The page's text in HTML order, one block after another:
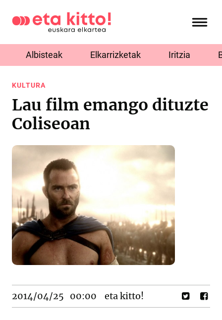
Albisteak Elkarrizketak Iritzia
KULTURA
Lau film emango dituzte
Coliseoan
2014/04/25 00:00 eta kitto!